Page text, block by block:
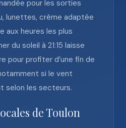
pour les sorties
lunettes, crème adaptée
aux heures les plus
du soleil à 21:15 laisse
pour profiter d’une fin de
si le vent
selon les secteurs.
de Toulon